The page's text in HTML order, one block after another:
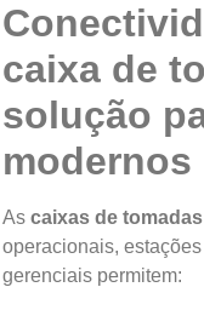
caixa de
solução
modernos
As caixas de
operacionais,
gerenciais permitem: